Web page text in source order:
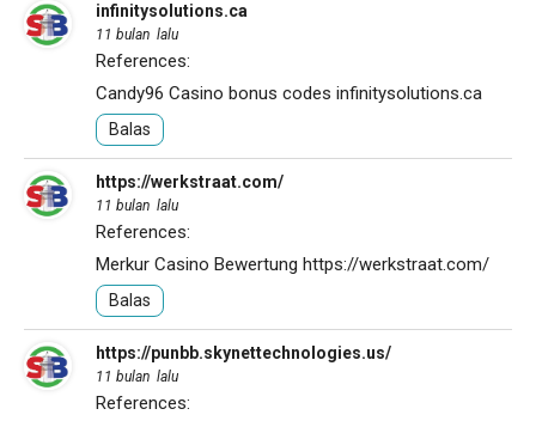
infinitysolutions.ca
11 bulan lalu
References:
Candy96 Casino bonus codes infinitysolutions.ca
Balas
https://werkstraat.com/
11 bulan lalu
References:
Merkur Casino Bewertung https://werkstraat.com/
Balas
https://punbb.skynettechnologies.us/
11 bulan lalu
References: